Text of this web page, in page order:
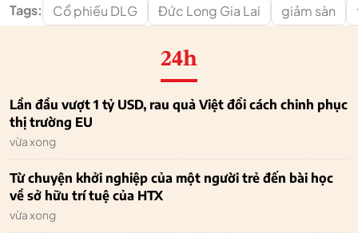
Tags: Cổ phiếu DLG Đức Long Gia Lai giảm sàn
24h
Lần đầu vượt 1 tỷ USD, rau quả Việt đổi cách chinh phục
thị trường EU
vừa xong
Từ chuyện khởi nghiệp của một người trẻ đến bài học
về sở hữu trí tuệ của HTX
vừa xong